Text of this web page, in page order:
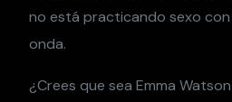
no está practicando sexo con
onda.
¿Crees que sea Emma